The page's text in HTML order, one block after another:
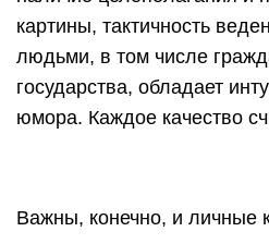
картины, тактичность
людьми, в том числе
государства, обладает
юмора. Каждое качество
Важны, конечно, и личные